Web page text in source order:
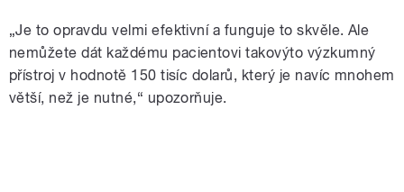
„Je to opravdu velmi efektivní a funguje to skvěle. Ale
nemůžete dát každému pacientovi takovýto výzkumný
přístroj v hodnotě 150 tisíc dolarů, který je navíc mnohem
větší, než je nutné,“ upozorňuje.